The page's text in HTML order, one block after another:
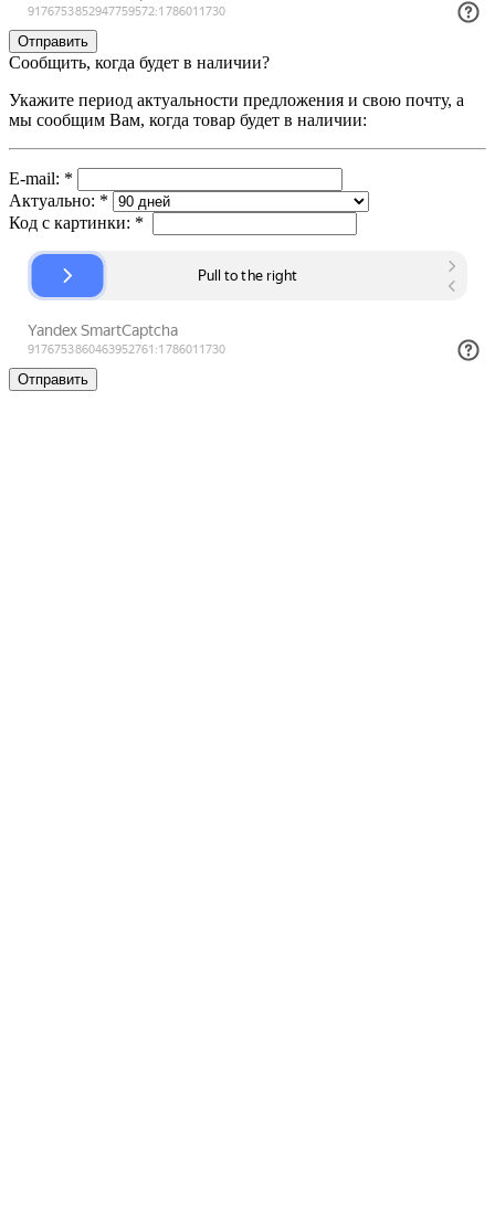
Сообщить, когда будет в наличии?
Укажите период актуальности предложения и свою почту, а
мы сообщим Вам, когда товар будет в наличии:
E-mail: *
Актуально: *
Код с картинки: *